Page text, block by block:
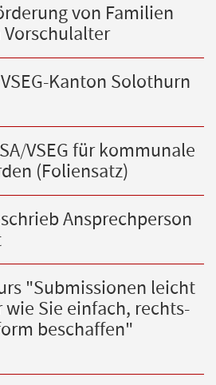
von Familien
Kanton Solothurn
VSEG für kommunale
(Foliensatz)
Ansprechperson
"Submissionen leicht
Sie einfach, rechts-
beschaffen"